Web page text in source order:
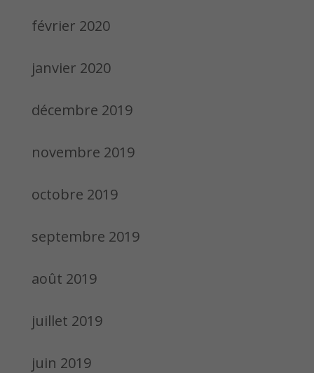
février 2020
janvier 2020
décembre 2019
novembre 2019
octobre 2019
septembre 2019
août 2019
juillet 2019
juin 2019